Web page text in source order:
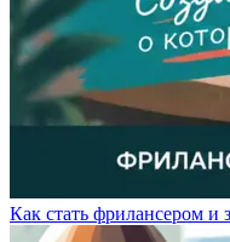
Как стать фрилансером и